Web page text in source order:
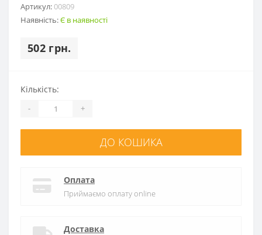
Артикул:00809
Наявність:Є в наявності
502 грн.
Кількість:
- +
ДО КОШИКА
Оплата
Приймаємо оплату online
Доставка